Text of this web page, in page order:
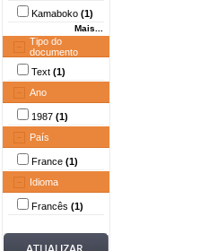
Kamaboko (1)
Mais...
Tipo do
documento
Text (1)
Ano
1987 (1)
País
France (1)
Idioma
Francês (1)